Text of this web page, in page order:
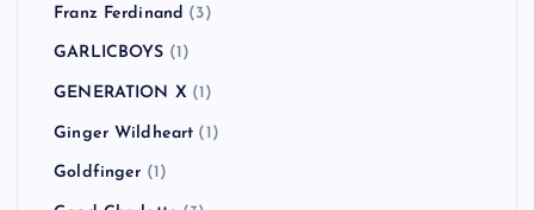
Franz Ferdinand (3)
GARLICBOYS (1)
GENERATION X (1)
Ginger Wildheart (1)
Goldfinger (1)